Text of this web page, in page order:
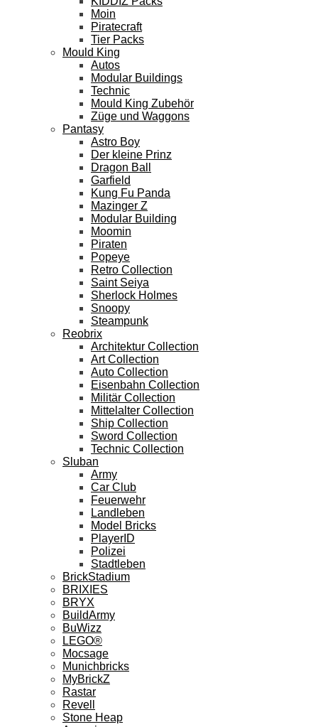
Moin
Piratecraft
Tier Packs
Mould King
Autos
Modular Buildings
Technic
Mould King Zubehör
Züge und Waggons
Pantasy
Astro Boy
Der kleine Prinz
Dragon Ball
Garfield
Kung Fu Panda
Mazinger Z
Modular Building
Moomin
Piraten
Popeye
Retro Collection
Saint Seiya
Sherlock Holmes
Snoopy
Steampunk
Reobrix
Architektur Collection
Art Collection
Auto Collection
Eisenbahn Collection
Militär Collection
Mittelalter Collection
Ship Collection
Sword Collection
Technic Collection
Sluban
Army
Car Club
Feuerwehr
Landleben
Model Bricks
PlayerID
Polizei
Stadtleben
BrickStadium
BRIXIES
BRYX
BuildArmy
BuWizz
LEGO®
Mocsage
Munichbricks
MyBrickZ
Rastar
Revell
Stone Heap